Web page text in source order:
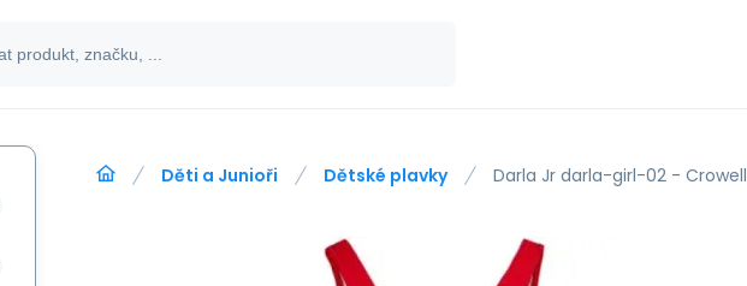
Děti a Junioři Dětské plavky Darla Jr darla-girl-02 - Crowell